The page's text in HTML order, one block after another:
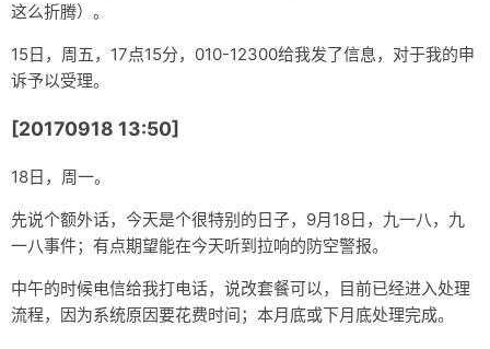
这么折腾）。
15日，周五，17点15分，010-12300给我发了信息，对于我的申
诉予以受理。
[20170918 13:50]
18日，周一。
先说个额外话，今天是个很特别的日子，9月18日，九一八，九
一八事件；有点期望能在今天听到拉响的防空警报。
中午的时候电信给我打电话，说改套餐可以，目前已经进入处理
流程，因为系统原因要花费时间；本月底或下月底处理完成。